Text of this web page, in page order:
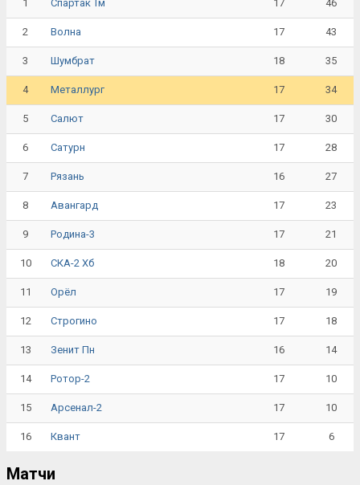
1 Спартак Тм 17 46
2 Волна 17 43
3 Шумбрат 18 35
4 Металлург 17 34
5 Салют 17 30
6 Сатурн 17 28
7 Рязань 16 27
8 Авангард 17 23
9 Родина-3 17 21
10 СКА-2 Хб 18 20
11 Орёл 17 19
12 Строгино 17 18
13 Зенит Пн 16 14
14 Ротор-2 17 10
15 Арсенал-2 17 10
16 Квант 17 6
Матчи